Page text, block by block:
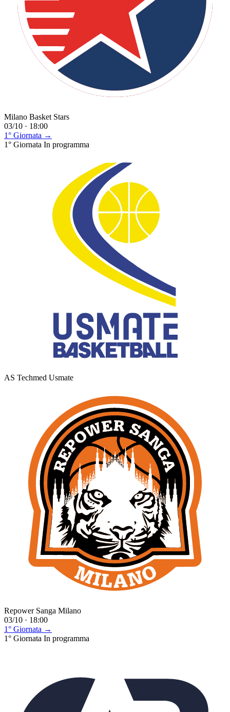
Milano Basket Stars
03/10 · 18:00
1° Giornata →
1° Giornata In programma
AS Techmed Usmate
Repower Sanga Milano
03/10 · 18:00
1° Giornata →
1° Giornata In programma